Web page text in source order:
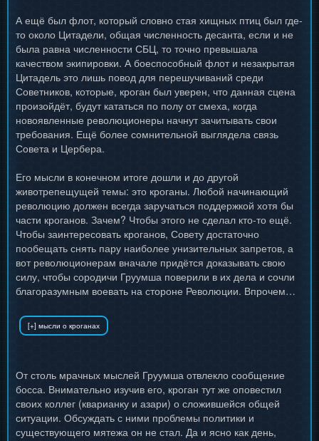
А ещё был флот, который словно стая хищных птиц был где-
то около Цитадели, общая численность десанта, если и не
была равна численности СБЦ, то точно превышала
качеством экипировки. А боеспособный флот и незакрытая
Цитадель это лишь повод для перешучиваний среди
Советников, которые, кроган был уверен, что данная сцена
произойдёт, будут кататься по полу от смеха, когда
новоявленные революционеры начнут зачитывать свои
требования. Ещё более сомнительной выглядела связь
Совета и Цербера.
Его мысли в конечном итоге дошли и до другой
животрепещущей темы: это кроганы. Любой начинающий
революцию должен всегда заручаться поддержкой хотя бы
части кроганов. Зачем? Чтобы этого не сделал кто-то ещё.
Чтобы заинтересовать кроганов, Совету достаточно
пообещать снять пару наиболее унизительных запретов, а
вот революционерам вначале придётся доказывать свою
силу, чтобы сородичи Груумша поверили в их дела и сочли
благоразумным воевать на стороне Революции. Впрочем…
От столь мрачных мыслей Груумша отвлекло сообщение
босса. Внимательно изучив его, кроган тут же оповестил
своих коллег (кварианку и азари) о сложившейся общей
ситуации. Обсуждать с ними проблемы политики и
существующего мятежа он не стал. Да и ясно как день,